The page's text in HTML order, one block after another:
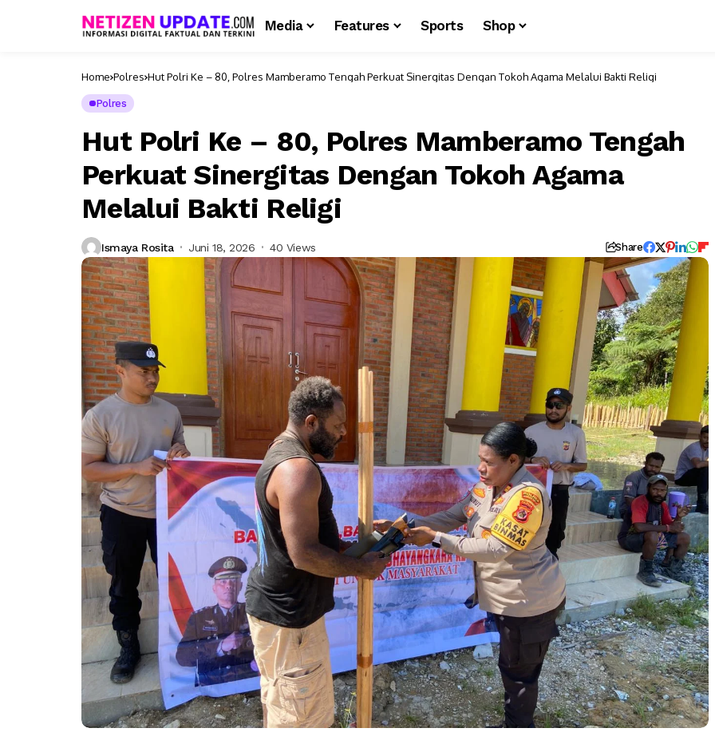
Media Features Sports Shop
Home Polres Hut Polri Ke – 80, Polres Mamberamo Tengah Perkuat Sinergitas Dengan Tokoh Agama Melalui Bakti Religi
Polres
Hut Polri Ke – 80, Polres Mamberamo Tengah
Perkuat Sinergitas Dengan Tokoh Agama
Melalui Bakti Religi
Ismaya Rosita Juni 18, 2026 40 Views Share